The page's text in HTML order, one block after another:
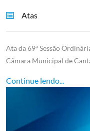
Atas
Ata da 69ª Sessão
Câmara Municipal de
Continue lendo...